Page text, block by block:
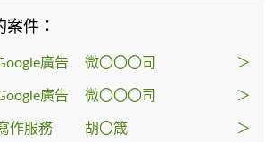
件：
廣告 微〇〇〇司 ＞
廣告 微〇〇〇司 ＞
作服務 胡〇箴 ＞